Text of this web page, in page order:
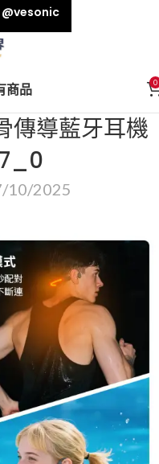
商品 0
傳導藍牙耳機
10/2025
@vesonic